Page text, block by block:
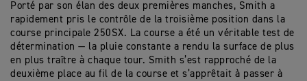
Porté par son élan des deux premières manches, Smith a
rapidement pris le contrôle de la troisième position dans la
course principale 250SX. La course a été un véritable test de
détermination — la pluie constante a rendu la surface de plus
en plus traître à chaque tour. Smith s’est rapproché de la
deuxième place au fil de la course et s’apprêtait à passer à